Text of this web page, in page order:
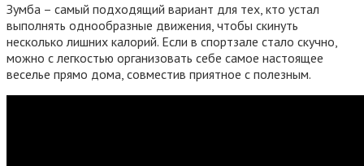
Зумба – самый подходящий вариант для тех, кто устал
выполнять однообразные движения, чтобы скинуть
несколько лишних калорий. Если в спортзале стало скучно,
можно с легкостью организовать себе самое настоящее
веселье прямо дома, совместив приятное с полезным.